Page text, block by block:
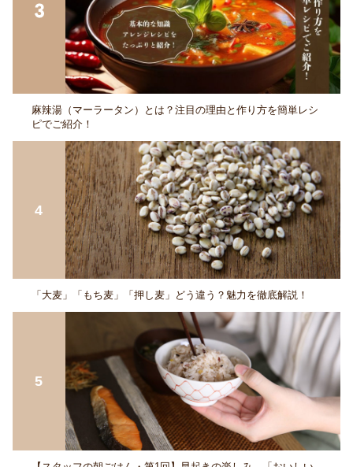
麻辣湯（マーラータン）とは？注目の理由と作り方を簡単レシ
ピでご紹介！
「大麦」「もち麦」「押し麦」どう違う？魅力を徹底解説！